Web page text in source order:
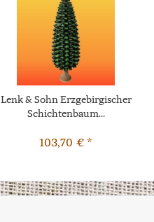
Lenk & Sohn Erzgebirgischer
Schichtenbaum...
103,70 € *